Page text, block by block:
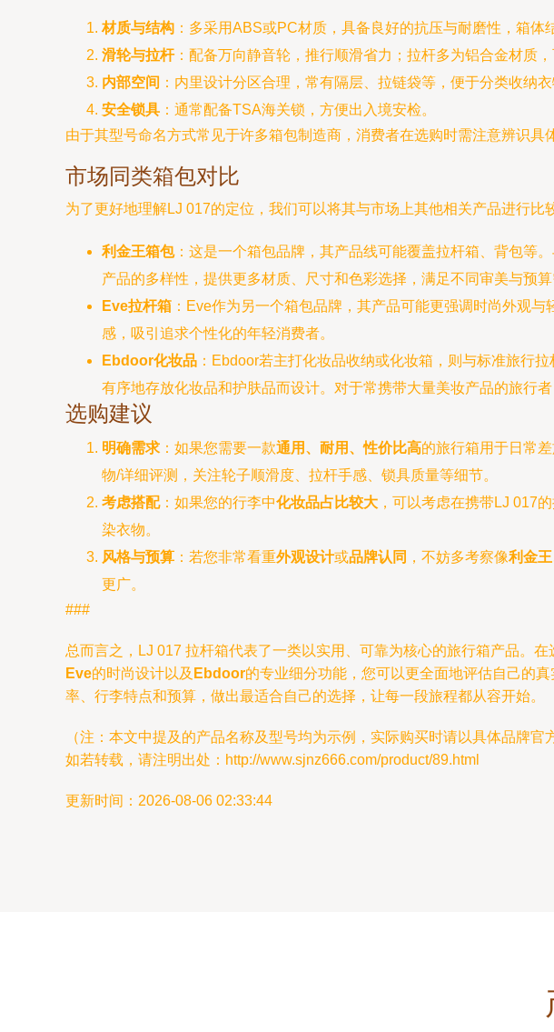
材质与结构 ：多采用ABS或PC材质，具备良好的抗压与耐磨性，箱体
滑轮与拉杆：配备万向静音轮，推行顺滑省力；拉杆多为铝合金材质，
内部空间 ：内里设计分区合理，常有隔层、拉链袋等，便于分类收纳衣
安全锁具 ：通常配备TSA海关锁，方便出入境安检。
由于其型号命名方式常见于许多箱包制造商，消费者在选购时需注意辨识具
市场同类箱包对比
为了更好地理解LJ 017的定位，我们可以将其与市场上其他相关产品进行比
利金王箱包：这是一个箱包品牌，其产品线可能覆盖拉杆箱、背包等
产品的多样性，提供更多材质、尺寸和色彩选择，满足不同审美与预算
Eve拉杆箱 ：Eve作为另一个箱包品牌，其产品可能更强调时尚外观
感，吸引追求个性化的年轻消费者。
Ebdoor化妆品 ：Ebdoor若主打化妆品收纳或化妆箱，则与标准旅行
有序地存放化妆品和护肤品而设计。对于常携带大量美妆产品的旅行
选购建议
明确需求 ：如果您需要一款通用、耐用、性价比高的旅行箱用于日常
物/详细评测，关注轮子顺滑度、拉杆手感、锁具质量等细节。
考虑搭配：如果您的行李中化妆品占比较大 ，可以考虑在携带LJ 017
染衣物。
风格与预算 ：若您非常看重外观设计或品牌认同 ，不妨多考察像利金王
更广。
###
总而言之，LJ 017 拉杆箱代表了一类以实用、可靠为核心的旅行箱产品。
Eve的时尚设计以及 Ebdoor的专业细分功能，您可以更全面地评估自己的
率、行李特点和预算，做出最适合自己的选择，让每一段旅程都从容开始。
（注：本文中提及的产品名称及型号均为示例，实际购买时请以具体品牌官
如若转载，请注明出处：http://www.sjnz666.com/product/89.html
更新时间：2026-08-06 02:33:44